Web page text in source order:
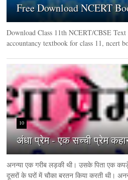
Free Download NCERT
Download Class 11th NCERT/CBSE
accountancy textbook for class 11, ncert
10
अंधा प्रेम - एक सच्ची प्रेम
अनन्या एक गरीब लड़की थी। उसके पिता एक
दूसरों के घरों में चौका बरतन किया करती थी।